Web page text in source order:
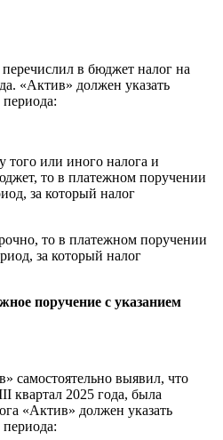
в бюджет налог на
«Актив» должен указать
того или иного налога и
то в платежном поручении
за который налог
то в платежном поручении
за который налог
поручение с указанием
самостоятельно выявил, что
квартал 2025 года, была
«Актив» должен указать